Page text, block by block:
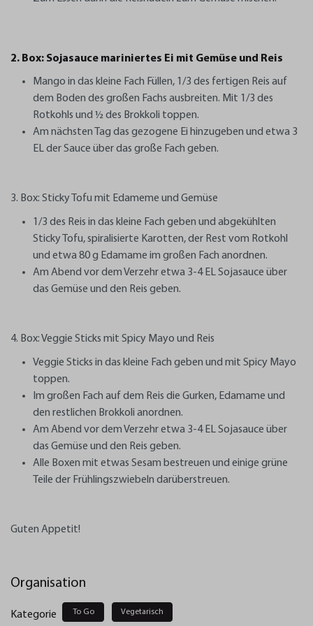
2. Box: Sojasauce mariniertes Ei mit Gemüse und Reis
Mango in das kleine Fach Füllen, 1/3 des fertigen Reis auf
dem Boden des großen Fachs ausbreiten. Mit 1/3 des
Rotkohls und ½ des Brokkoli toppen.
Am nächsten Tag das gezogene Ei hinzugeben und etwa 3
EL der Sauce über das große Fach geben.
3. Box: Sticky Tofu mit Edameme und Gemüse
1/3 des Reis in das kleine Fach geben und abgekühlten
Sticky Tofu, spiralisierte Karotten, der Rest vom Rotkohl
und etwa 80 g Edamame im großen Fach anordnen.
Am Abend vor dem Verzehr etwa 3-4 EL Sojasauce über
das Gemüse und den Reis geben.
4. Box: Veggie Sticks mit Spicy Mayo und Reis
Veggie Sticks in das kleine Fach geben und mit Spicy Mayo
toppen.
Im großen Fach auf dem Reis die Gurken, Edamame und
den restlichen Brokkoli anordnen.
Am Abend vor dem Verzehr etwa 3-4 EL Sojasauce über
das Gemüse und den Reis geben.
Alle Boxen mit etwas Sesam bestreuen und einige grüne
Teile der Frühlingszwiebeln darüberstreuen.
Guten Appetit!
Organisation
Kategorie To Go Vegetarisch